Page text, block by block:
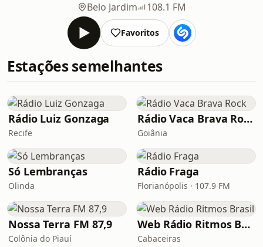
Belo Jardim
108.1 FM
Favoritos
Estações semelhantes
Rádio Luiz Gonzaga
Recife
Rádio Vaca Brava Rock
Goiânia
Só Lembranças
Olinda
Rádio Fraga
Florianópolis · 107.9 FM
Nossa Terra FM 87,9
Colônia do Piauí
Web Rádio Ritmos Brasil
Cabaceiras